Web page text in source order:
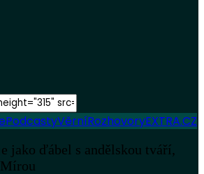
PodcastyVěrníRozhovoryEXTRA.CZ
jako ďábel s andělskou tváří,